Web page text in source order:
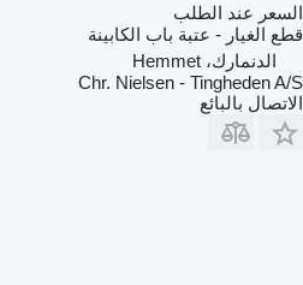
السعر عند الطلب
قطع الغيار - عتبة باب الكابينة
الدنمارك، Hemmet
Chr. Nielsen - Tingheden A/S
الاتصال بالبائع